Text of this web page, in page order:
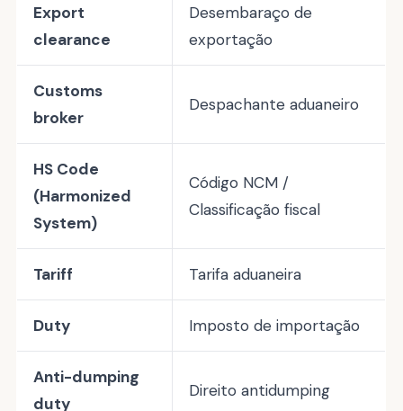
Export
clearance
Desembaraço de
exportação
Customs
broker
Despachante aduaneiro
HS Code
(Harmonized
System)
Código NCM /
Classificação fiscal
Tariff Tarifa aduaneira
Duty Imposto de importação
Anti-dumping
duty
Direito antidumping